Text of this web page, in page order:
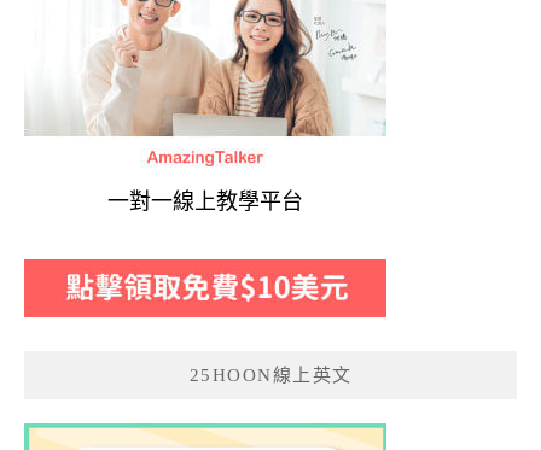
一對一線上教學平台
25HOON線上英文